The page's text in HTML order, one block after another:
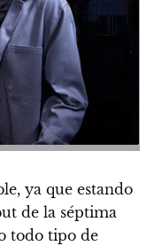
ya que estando
de la séptima
todo tipo de